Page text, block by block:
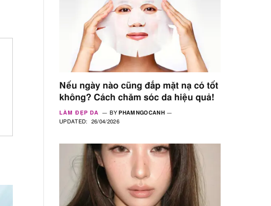
Nếu ngày nào cũng đắp mặt nạ có tốt
không? Cách chăm sóc da hiệu quả!
LÀM ĐẸP DA BY PHAMNGOCANH
UPDATED:
26/04/2026